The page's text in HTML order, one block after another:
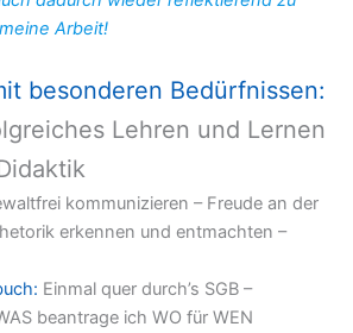
Arbeit!
besonderen Bedürfnissen:
Lehren und Lernen
kommunizieren – Freude an der
erkennen und entmachten –
Einmal quer durch’s SGB –
beantrage ich WO für WEN